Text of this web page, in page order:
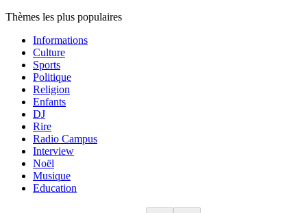
Thèmes les plus populaires
Informations
Culture
Sports
Politique
Religion
Enfants
DJ
Rire
Radio Campus
Interview
Noël
Musique
Education